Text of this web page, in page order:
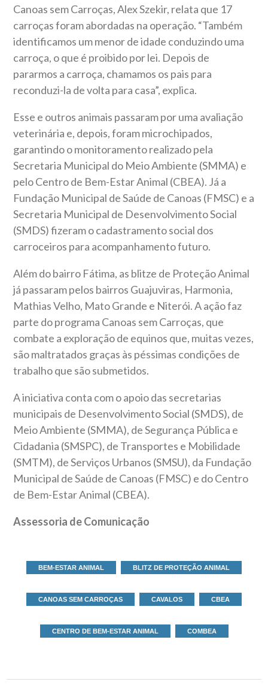
Canoas sem Carroças, Alex Szekir, relata que 17
carroças foram abordadas na operação. “Também
identificamos um menor de idade conduzindo uma
carroça, o que é proibido por lei. Depois de
pararmos a carroça, chamamos os pais para
reconduzi-la de volta para casa”, explica.
Esse e outros animais passaram por uma avaliação
veterinária e, depois, foram microchipados,
garantindo o monitoramento realizado pela
Secretaria Municipal do Meio Ambiente (SMMA) e
pelo Centro de Bem-Estar Animal (CBEA). Já a
Fundação Municipal de Saúde de Canoas (FMSC) e a
Secretaria Municipal de Desenvolvimento Social
(SMDS) fizeram o cadastramento social dos
carroceiros para acompanhamento futuro.
Além do bairro Fátima, as blitze de Proteção Animal
já passaram pelos bairros Guajuviras, Harmonia,
Mathias Velho, Mato Grande e Niterói. A ação faz
parte do programa Canoas sem Carroças, que
combate a exploração de equinos que, muitas vezes,
são maltratados graças às péssimas condições de
trabalho que são submetidos.
A iniciativa conta com o apoio das secretarias
municipais de Desenvolvimento Social (SMDS), de
Meio Ambiente (SMMA), de Segurança Pública e
Cidadania (SMSPC), de Transportes e Mobilidade
(SMTM), de Serviços Urbanos (SMSU), da Fundação
Municipal de Saúde de Canoas (FMSC) e do Centro
de Bem-Estar Animal (CBEA).
Assessoria de Comunicação
BEM-ESTAR ANIMAL BLITZ DE PROTEÇÃO ANIMAL
CANOAS SEM CARROÇAS CAVALOS CBEA
CENTRO DE BEM-ESTAR ANIMAL COMBEA